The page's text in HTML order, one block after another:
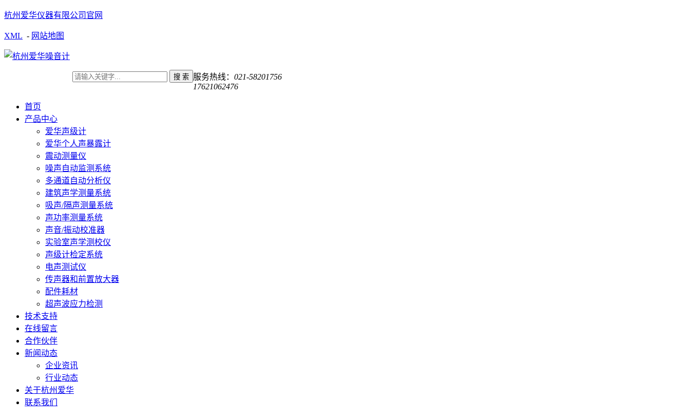
杭州爱华仪器有限公司官网
XML - 网站地图
服务热线： 021-58201756
17621062476
首页
产品中心
爱华声级计
爱华个人声暴露计
震动测量仪
噪声自动监测系统
多通道自动分析仪
建筑声学测量系统
吸声/隔声测量系统
声功率测量系统
声音/振动校准器
实验室声学测校仪
声级计检定系统
电声测试仪
传声器和前置放大器
配件耗材
超声波应力检测
技术支持
在线留言
合作伙伴
新闻动态
企业资讯
行业动态
关于杭州爱华
联系我们